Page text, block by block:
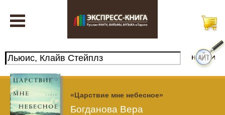
«Царствие мне небесное»
Богданова Вера